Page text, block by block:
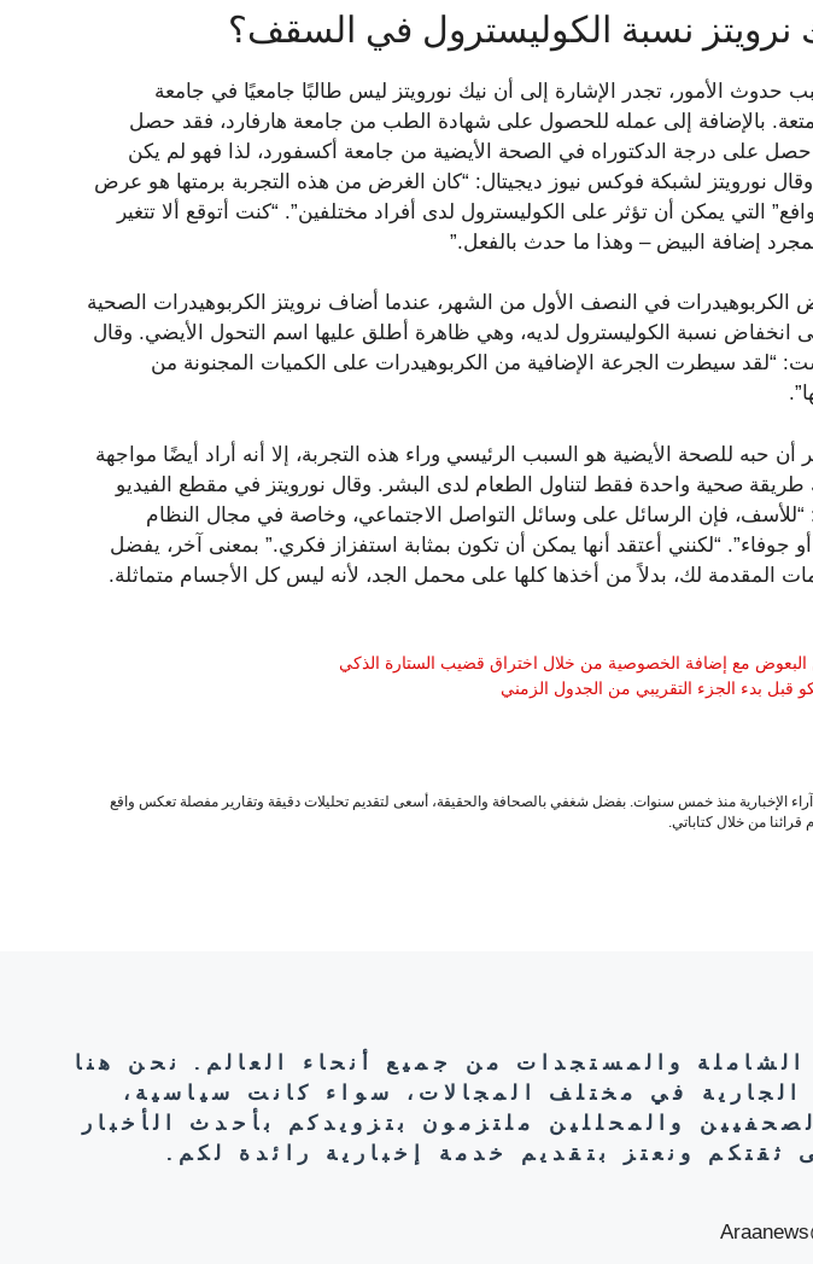
نرويتز نسبة الكوليسترول في السقف؟
حدوث الأمور، تجدر الإشارة إلى أن نيك نورويتز ليس طالبًا جامعيًا في جامعة
بالإضافة إلى عمله للحصول على شهادة الطب من جامعة هارفارد، فقد حصل
حصل على درجة الدكتوراه في الصحة الأيضية من جامعة أكسفورد، لذا فهو لم يكن
نورويتز لشبكة فوكس نيوز ديجيتال: “كان الغرض من هذه التجربة برمتها هو عرض
التي يمكن أن تؤثر على الكوليسترول لدى أفراد مختلفين”. “كنت أتوقع ألا تتغير
إضافة البيض – وهذا ما حدث بالفعل.”
الكربوهيدرات في النصف الأول من الشهر، عندما أضاف نرويتز الكربوهيدرات الصحية
انخفاض نسبة الكوليسترول لديه، وهي ظاهرة أطلق عليها اسم التحول الأيضي. وقال
“لقد سيطرت الجرعة الإضافية من الكربوهيدرات على الكميات المجنونة من
حبه للصحة الأيضية هو السبب الرئيسي وراء هذه التجربة، إلا أنه أراد أيضًا مواجهة
طريقة صحية واحدة فقط لتناول الطعام لدى البشر. وقال نورويتز في مقطع الفيديو
فإن الرسائل على وسائل التواصل الاجتماعي، وخاصة في مجال النظام
أو جوفاء”. “لكنني أعتقد أنها يمكن أن تكون بمثابة استفزاز فكري.” بمعنى آخر، يفضل
المقدمة لك، بدلاً من أخذها كلها على محمل الجد، لأنه ليس كل الأجسام متماثلة.
البعوض مع إضافة الخصوصية من خلال اختراق قضيب الستارة الذكي
قبل بدء الجزء التقريبي من الجدول الزمني
الإخبارية منذ خمس سنوات. بفضل شغفي بالصحافة والحقيقة، أسعى لتقديم تحليلات دقيقة وتقارير مفصلة تعكس واقع
قرائنا من خلال كتاباتي.
الشاملة والمستجدات من جميع أنحاء العالم. نحن هنا
في مختلف المجالات، سواء كانت سياسية،
والمحللين ملتزمون بتزويدكم بأحدث الأخبار
ونعتز بتقديم خدمة إخبارية رائدة لكم.